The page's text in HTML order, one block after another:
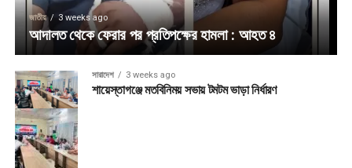
জাতীয় 3 weeks ago
আদালত থেকে ফেরার পর প্রতিপক্ষের হামলা : আহত ৪
সারাদেশ 3 weeks ago
শায়েস্তাগঞ্জে মতবিনিময় সভায় টমটম ভাড়া নির্ধারণ